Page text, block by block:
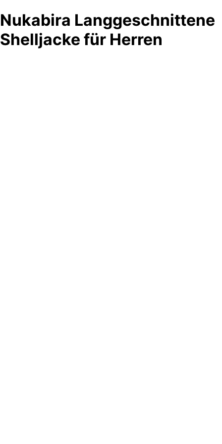
Nukabira Langgeschnittene
Shelljacke für Herren